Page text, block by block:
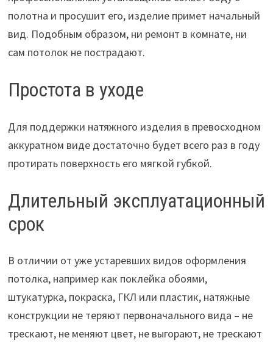
полотна и просушит его, изделие примет начальный
вид. Подобным образом, ни ремонт в комнате, ни
сам потолок не пострадают.
Простота в уходе
Для поддержки натяжного изделия в превосходном
аккуратном виде достаточно будет всего раз в году
протирать поверхность его мягкой губкой.
Длительный эксплуатационный
срок
В отличии от уже устаревших видов оформления
потолка, например как поклейка обоями,
штукатурка, покраска, ГКЛ или пластик, натяжные
конструкции не теряют первоначального вида – не
трескают, не меняют цвет, не выгорают, не трескают